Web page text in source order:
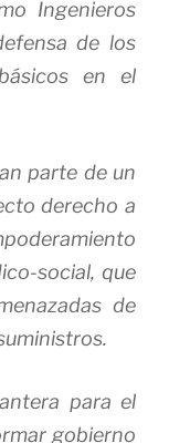
Ingenieros
de los
en el
parte de un
derecho a
social, que
de
para el
gobierno